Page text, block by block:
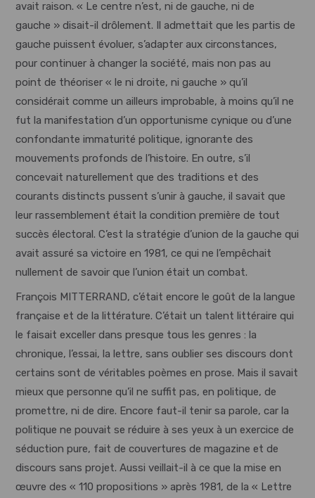
avait raison. « Le centre n’est, ni de gauche, ni de
gauche » disait-il drôlement. Il admettait que les partis de
gauche puissent évoluer, s’adapter aux circonstances,
pour continuer à changer la société, mais non pas au
point de théoriser « le ni droite, ni gauche » qu’il
considérait comme un ailleurs improbable, à moins qu’il ne
fut la manifestation d’un opportunisme cynique ou d’une
confondante immaturité politique, ignorante des
mouvements profonds de l’histoire. En outre, s’il
concevait naturellement que des traditions et des
courants distincts pussent s’unir à gauche, il savait que
leur rassemblement était la condition première de tout
succès électoral. C’est la stratégie d’union de la gauche qui
avait assuré sa victoire en 1981, ce qui ne l’empêchait
nullement de savoir que l’union était un combat.
François MITTERRAND, c’était encore le goût de la langue
française et de la littérature. C’était un talent littéraire qui
le faisait exceller dans presque tous les genres : la
chronique, l’essai, la lettre, sans oublier ses discours dont
certains sont de véritables poèmes en prose. Mais il savait
mieux que personne qu’il ne suffit pas, en politique, de
promettre, ni de dire. Encore faut-il tenir sa parole, car la
politique ne pouvait se réduire à ses yeux à un exercice de
séduction pure, fait de couvertures de magazine et de
discours sans projet. Aussi veillait-il à ce que la mise en
œuvre des « 110 propositions » après 1981, de la « Lettre